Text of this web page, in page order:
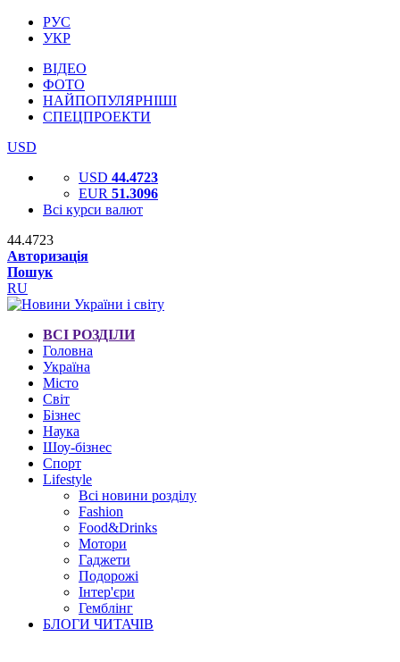
РУС
УКР
ВІДЕО
ФОТО
НАЙПОПУЛЯРНІШІ
СПЕЦПРОЕКТИ
USD
USD 44.4723
EUR 51.3096
Всі курси валют
44.4723
Авторизація
Пошук
RU
ВСІ РОЗДІЛИ
Головна
Україна
Місто
Світ
Бізнес
Наука
Шоу-бізнес
Спорт
Lifestyle
Всі новини розділу
Fashion
Food&Drinks
Мотори
Гаджети
Подорожі
Інтер'єри
Гемблінг
БЛОГИ ЧИТАЧІВ